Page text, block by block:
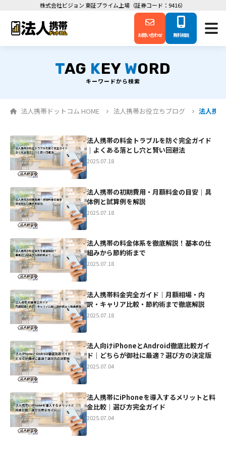
株式会社ビジョン 東証プライム上場（証券コード：9416）
お問い合わせ 無料相談
TAG KEY WORD
キーワードから検索
法人携帯ドットコム HOME 法人携帯お役立ちブログ 法人携
法人携帯の料金トラブルを防ぐ完全ガイド
｜よくある落とし穴と賢い回避法
2025.07.18
法人携帯の初期費用・月額料金の目安｜具
体例と試算例を解説
2025.07.18
法人携帯の料金体系を徹底解説！基本の仕
組みから節約術まで
2025.07.18
法人携帯料金完全ガイド｜月額相場・内
訳・キャリア比較・節約術まで徹底解説
2025.07.18
法人向けiPhoneとAndroid徹底比較ガイ
ド｜どちらが御社に最適？選び方の決定版
2025.07.04
法人携帯にiPhoneを導入するメリットと料
金比較｜選び方完全ガイド
2025.07.04